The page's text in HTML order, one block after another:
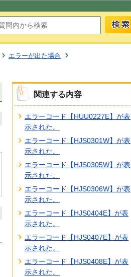
エラーが出た場合
関連する内容
エラーコード【HUU0227E】が表
示された。
エラーコード【HJS0301W】が表
示された。
エラーコード【HJS0305W】が表
示された。
エラーコード【HJS0306W】が表
示された。
エラーコード【HJS0404E】が表
示された。
エラーコード【HJS0407E】が表
示された。
エラーコード【HJS0408E】が表
示された。